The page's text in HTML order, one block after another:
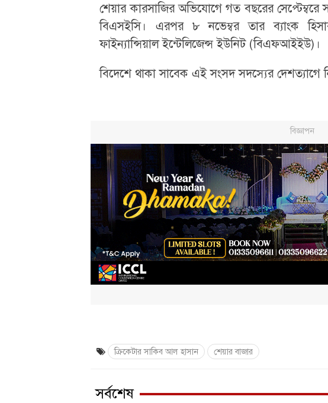
শেয়ার কারসাজির অভিযোগে গত বছরের সেপ্টেম্বরে
বিএসইসি। এরপর ৮ নভেম্বর তার ব্যাংক
ফাইন্যান্সিয়াল ইন্টেলিজেন্স ইউনিট (বিএফআইইউ)।
বিদেশে থাকা সাবেক এই সংসদ সদস্যের
ক্রিকেটার সাকিব আল হাসান শেয়ার বাজার
সর্বশেষ